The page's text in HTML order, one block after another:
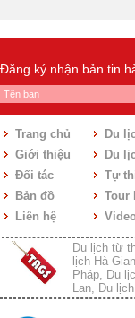
Đăng ký nhận bản tin
Trang chủ
Giới thiệu
Đối tác
Bản đồ
Liên hệ
Du
Du
Tự
Tour
Du lịch từ
lịch Hà
Pháp, Du
Lan, Du